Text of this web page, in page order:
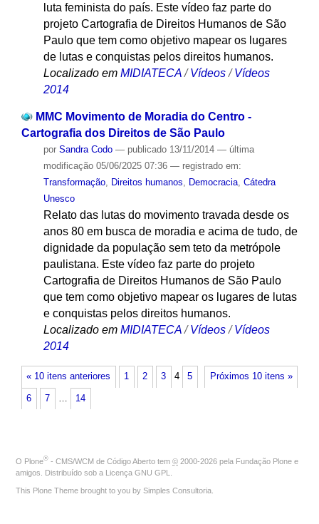
luta feminista do país. Este vídeo faz parte do
projeto Cartografia de Direitos Humanos de São
Paulo que tem como objetivo mapear os lugares
de lutas e conquistas pelos direitos humanos.
Localizado em MIDIATECA /Vídeos /Vídeos
2014
MMC Movimento de Moradia do Centro -
Cartografia dos Direitos de São Paulo
por Sandra Codo — publicado13/11/2014 — última
modificação05/06/2025 07:36 — registrado em:
Transformação, Direitos humanos, Democracia, Cátedra
Unesco
Relato das lutas do movimento travada desde os
anos 80 em busca de moradia e acima de tudo, de
dignidade da população sem teto da metrópole
paulistana. Este vídeo faz parte do projeto
Cartografia de Direitos Humanos de São Paulo
que tem como objetivo mapear os lugares de lutas
e conquistas pelos direitos humanos.
Localizado em MIDIATECA /Vídeos /Vídeos
2014
« 10 itens anteriores Próximos 10 itens »
1 2 3 4 5
6 7 … 14
O Plone® - CMS/WCM de Código Aberto tem © 2000-2026 pela Fundação Plone e
amigos. Distribuído sob a Licença GNU GPL
This Plone Theme brought to you by Simples Consultoria